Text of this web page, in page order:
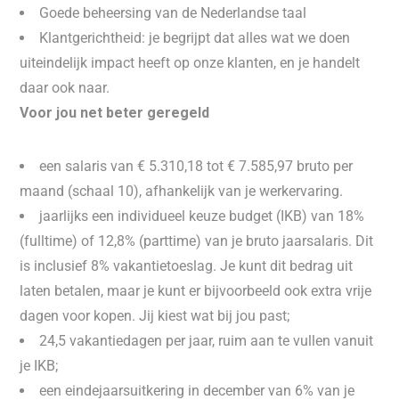
Goede beheersing van de Nederlandse taal
Klantgerichtheid: je begrijpt dat alles wat we doen
uiteindelijk impact heeft op onze klanten, en je handelt
daar ook naar.
Voor jou net beter geregeld
een salaris van € 5.310,18 tot € 7.585,97 bruto per
maand (schaal 10), afhankelijk van je werkervaring.
jaarlijks een individueel keuze budget (IKB) van 18%
(fulltime) of 12,8% (parttime) van je bruto jaarsalaris. Dit
is inclusief 8% vakantietoeslag. Je kunt dit bedrag uit
laten betalen, maar je kunt er bijvoorbeeld ook extra vrije
dagen voor kopen. Jij kiest wat bij jou past;
24,5 vakantiedagen per jaar, ruim aan te vullen vanuit
je IKB;
een eindejaarsuitkering in december van 6% van je